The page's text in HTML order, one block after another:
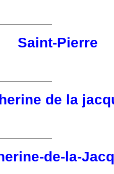
Saint-Pierre
de la
de-la-